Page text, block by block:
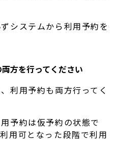
システムから利用予約を
方を行ってください
利用予約も両方行ってく
予約は仮予約の状態で
用可となった段階で利用